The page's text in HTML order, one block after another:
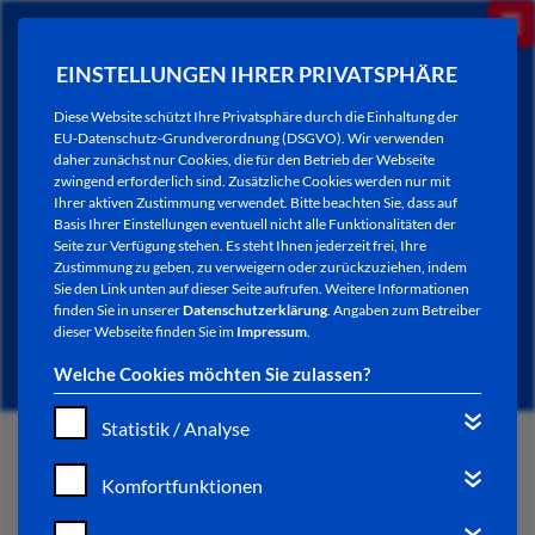
EINSTELLUNGEN IHRER PRIVATSPHÄRE
Diese Website schützt Ihre Privatsphäre durch die Einhaltung der
EU-Datenschutz-Grundverordnung (DSGVO). Wir verwenden
daher zunächst nur Cookies, die für den Betrieb der Webseite
zwingend erforderlich sind. Zusätzliche Cookies werden nur mit
Ihrer aktiven Zustimmung verwendet. Bitte beachten Sie, dass auf
Basis Ihrer Einstellungen eventuell nicht alle Funktionalitäten der
Seite zur Verfügung stehen. Es steht Ihnen jederzeit frei, Ihre
Zustimmung zu geben, zu verweigern oder zurückzuziehen, indem
Sie den Link unten auf dieser Seite aufrufen. Weitere Informationen
finden Sie in unsererDatenschutzerklärung. Angaben zum Betreiber
dieser Webseite finden Sie im Impressum.
Welche Cookies möchten Sie zulassen?
Statistik / Analyse
Komfortfunktionen
NEWSLETTER / CITY LETTER
START